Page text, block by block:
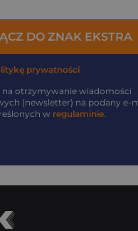
DO ZNAK EKSTRA
prywatności
na otrzymywanie wiadomości
(newsletter) na podany e-
w regulaminie.